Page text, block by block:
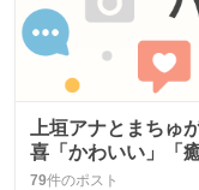
上垣アナとまちゅ
喜「かわいい」「
79件のポスト